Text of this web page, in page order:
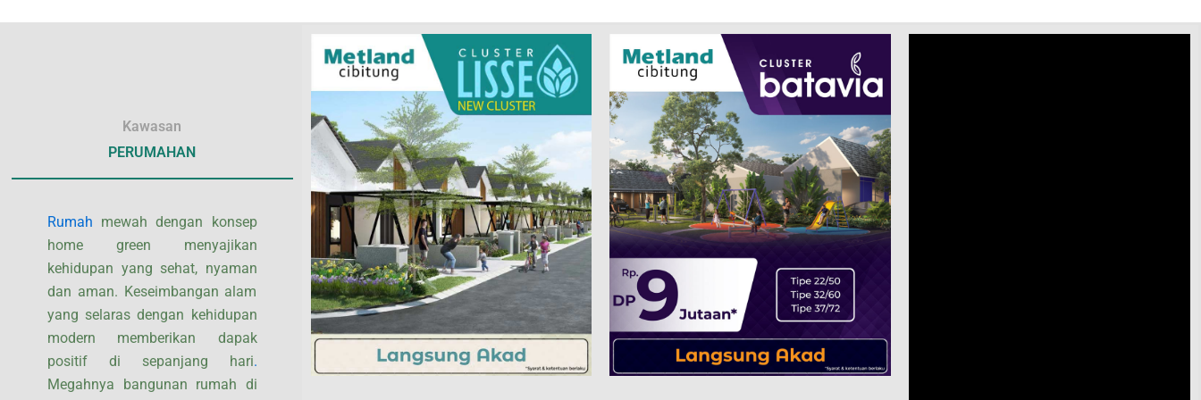
Kawasan
PERUMAHAN
Rumah mewah dengan konsep
home green menyajikan
kehidupan yang sehat, nyaman
dan aman. Keseimbangan alam
yang selaras dengan kehidupan
modern memberikan dapak
positif di sepanjang hari.
Megahnya bangunan rumah di